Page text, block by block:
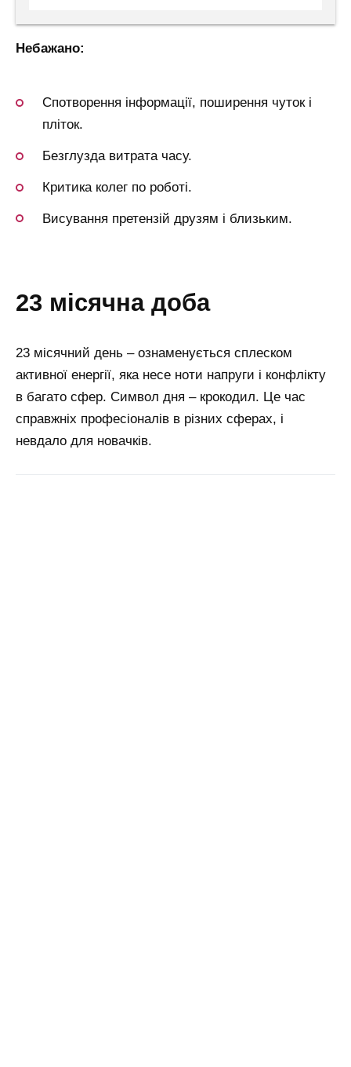
Небажано:
Спотворення інформації, поширення чуток і
пліток.
Безглузда витрата часу.
Критика колег по роботі.
Висування претензій друзям і близьким.
23 місячна доба
23 місячний день – ознаменується сплеском
активної енергії, яка несе ноти напруги і конфлікту
в багато сфер. Символ дня – крокодил. Це час
справжніх професіоналів в різних сферах, і
невдало для новачків.